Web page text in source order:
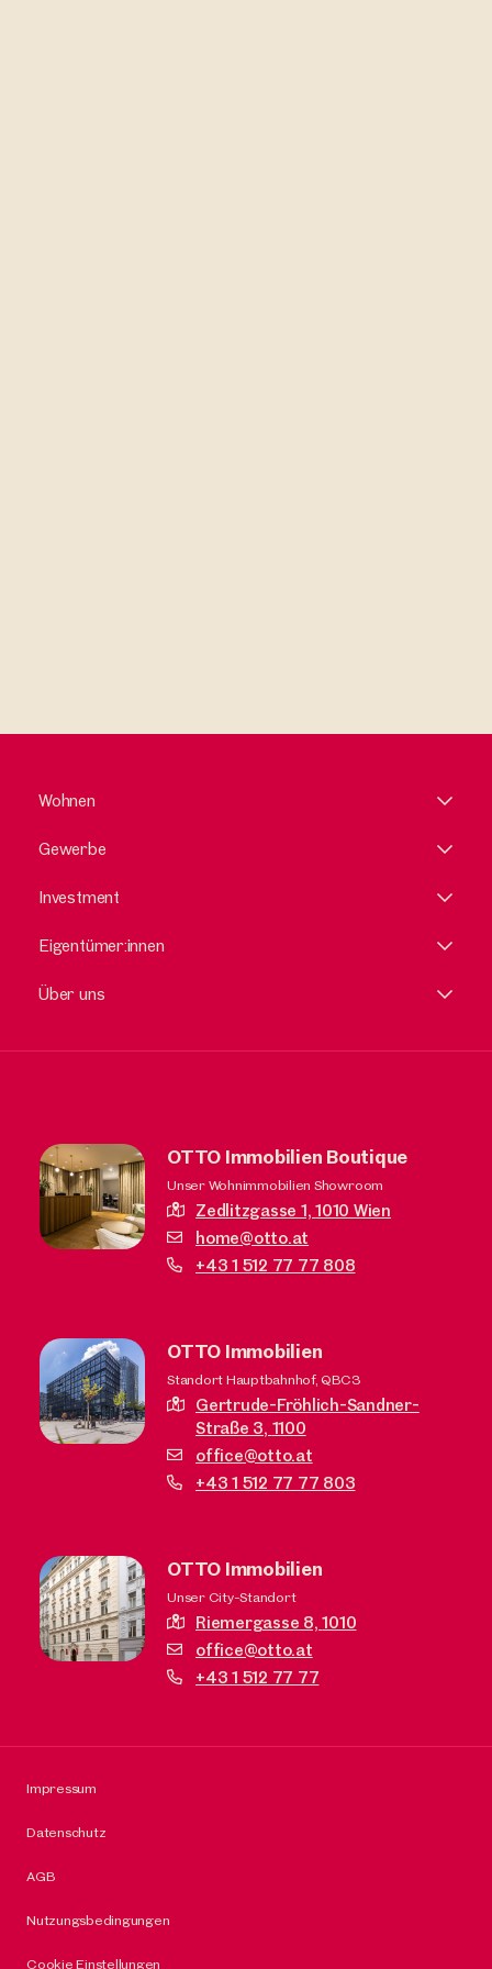
Wohnen
Gewerbe
Investment
Eigentümer:innen
Über uns
OTTO Immobilien Boutique
Unser Wohnimmobilien Showroom
Zedlitzgasse 1,1010 Wien
home@otto.at
+43 1 512 77 77 808
OTTO Immobilien
Standort Hauptbahnhof, QBC3
Gertrude-Fröhlich-Sandner-
Straße 3, 1100
office@otto.at
+43 1 512 77 77 803
OTTO Immobilien
Unser City-Standort
Riemergasse 8,1010
office@otto.at
+43 1 512 77 77
Impressum
Datenschutz
AGB
Nutzungsbedingungen
Cookie Einstellungen